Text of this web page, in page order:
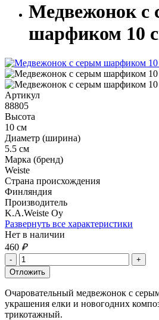
Медвежонок с
шарфиком 10
Артикул
88805
Высота
10 см
Диаметр (ширина)
5.5 см
Марка (бренд)
Weiste
Страна происхождения
Финляндия
Производитель
K.A.Weiste Oy
Развернуть все характеристики
Нет в наличии
460 ₽
Очаровательный медвежонок с
украшения елки и новогодних
трикотажный.